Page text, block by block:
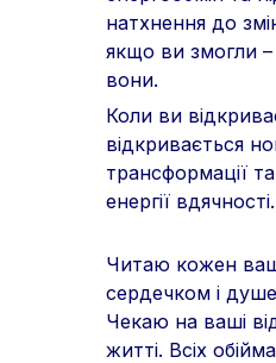
Коли ви
відкривається
трансформації та
енергії вдячності.
Читаю кожен ваш
сердечком і
Чекаю на ваші
житті. Всіх
натхнення до
якщо ви змогли –
вони.